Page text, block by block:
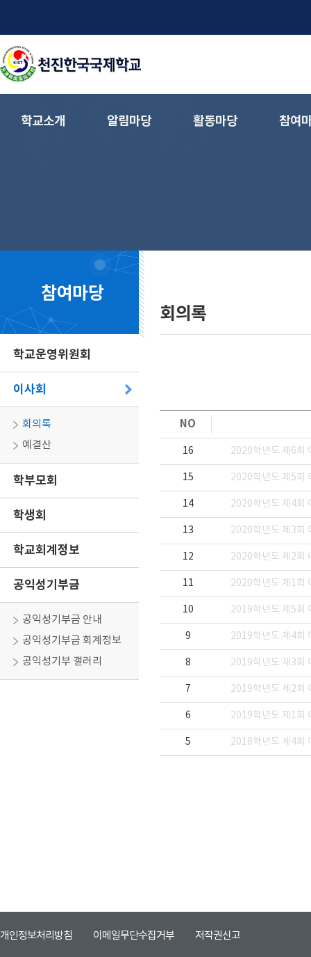
학교소개 알림마당 활동마당 참여
참여마당
학교운영위원회
이사회
회의록
예결산
학부모회
학생회
학교회계정보
공익성기부금
공익성기부금 안내
공익성기부금 회계정보
공익성기부 갤러리
회의록
NO
16 2020학년도 제6회
15 2020학년도 제5회
14 2020학년도 제4회
13 2020학년도 제3회
12 2020학년도 제2회
11 2020학년도 제1회
10 2019학년도 제5회
9 2019학년도 제4회
8 2019학년도 제3회
7 2019학년도 제2회
6 2019학년도 제1회
5 2018학년도 제4회
개인정보처리방침 이메일무단수집거부 저작권신고